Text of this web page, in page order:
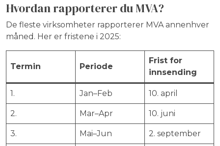
Hvordan rapporterer du MVA?
De fleste virksomheter rapporterer MVA annenhver
måned. Her er fristene i 2025:
Termin Periode
Frist for
innsending
1. Jan–Feb 10. april
2. Mar–Apr 10. juni
3. Mai–Jun 2. september